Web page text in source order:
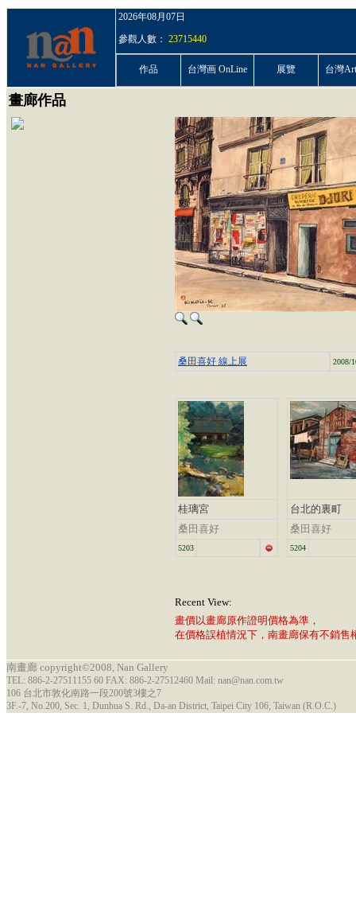
2026年08月07日
參觀人數： 23715440
作品 台灣画 OnLine 展覽 台灣
畫廊作品
桑田喜好 線上展 2008/
桂璃宮
桑田喜好
5203
台北的裏町
桑田喜好
5204
Recent View:
畫價以畫廊原作證明價格為準，
在價格誤植情況下，南畫廊保有不銷售
南畫廊 copyright©2008, Nan Gallery
TEL: 886-2-27511155 60 FAX: 886-2-27512460 Mail: nan@nan.com.tw
106 台北市敦化南路一段200號3樓之7
3F.-7, No.200, Sec. 1, Dunhua S. Rd., Da-an District, Taipei City 106, Taiwan (R.O.C.)